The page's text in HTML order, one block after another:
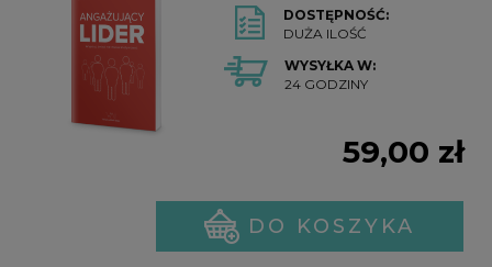
DOSTĘPNOŚĆ:
DUŻA ILOŚĆ
WYSYŁKA W:
24 GODZINY
59,00 zł
DO KOSZYKA